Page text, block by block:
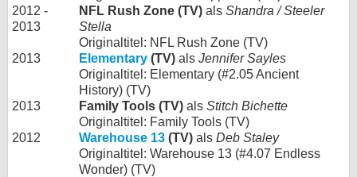
2012 -
2013
NFL Rush Zone (TV) als Shandra / Steeler
Stella
Originaltitel: NFL Rush Zone (TV)
2013
Elementary (TV) als Jennifer Sayles
Originaltitel: Elementary (#2.05 Ancient
History) (TV)
2013
Family Tools (TV) als Stitch Bichette
Originaltitel: Family Tools (TV)
2012
Warehouse 13 (TV) als Deb Staley
Originaltitel: Warehouse 13 (#4.07 Endless
Wonder) (TV)